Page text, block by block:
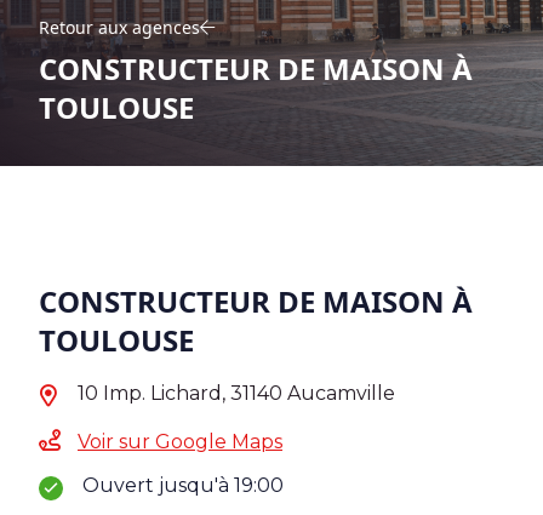
Retour aux agences
CONSTRUCTEUR DE MAISON À
TOULOUSE
CONSTRUCTEUR DE MAISON À
TOULOUSE
10 Imp. Lichard, 31140 Aucamville
Voir sur Google Maps
Ouvert jusqu'à 19:00